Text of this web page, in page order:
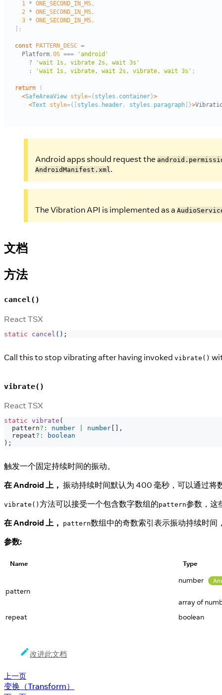
Android apps should request the
AndroidManifest.xml.
The Vibration API is implemented as a
文档
方法
cancel()
React TSX
static cancel ( ) ;
Call this to stop vibrating after having invoked vibrate()
vibrate()
React TSX
static vibrate (
  pattern
? : number number
,
  repeat
? :
boolean
) ;
触发一个固定持续时间的振动。
在 Android 上， 振动持续时间默认为 400 毫秒，可以通过将
vibrate() 方法可以接受一个包含数字数组的pattern参数，这
在 Android 上，
pattern数组中的奇数索引表示振动持续时间
参数:
Name Type
pattern
number
array of
repeat
boolean
改进此文档
上一页
变换（Transform）